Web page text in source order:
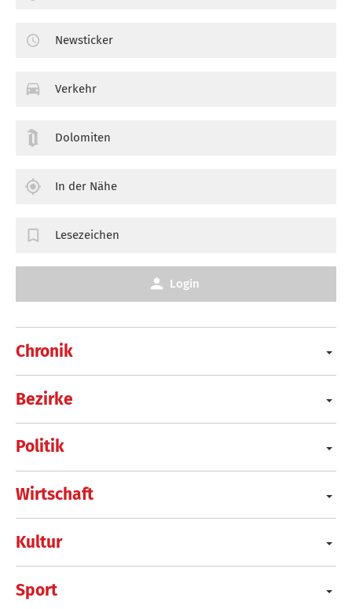
Chronik
Bezirke
Politik
Wirtschaft
Kultur
Sport
Newsticker
Verkehr
Dolomiten
In der Nähe
Lesezeichen
Login